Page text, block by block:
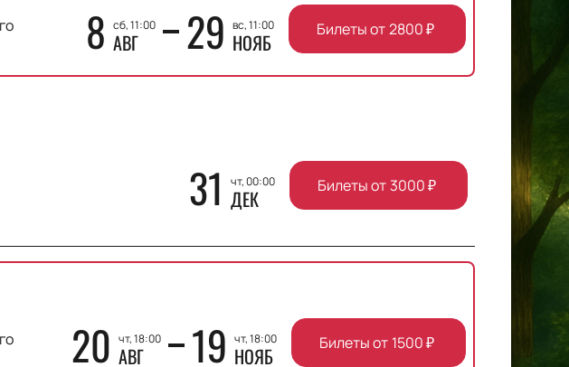
8 сб, 11:00
АВГ 29 вс, 11:00
НОЯБ Билеты от 2800₽
31 чт, 00:00
ДЕК Билеты от 3000₽
20 чт, 18:00
АВГ 19 чт, 18:00
НОЯБ Билеты от 1500₽